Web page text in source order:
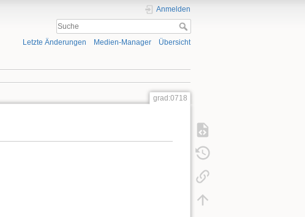
Anmelden
Letzte Änderungen Medien-Manager Übersicht
grad:0718